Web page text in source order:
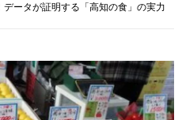
ータが証明する「高知の食」の実力